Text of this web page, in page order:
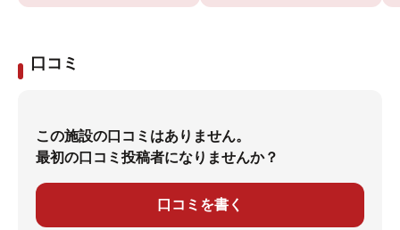
口コミ
この施設の口コミはありません。
最初の口コミ投稿者になりませんか？
口コミを書く